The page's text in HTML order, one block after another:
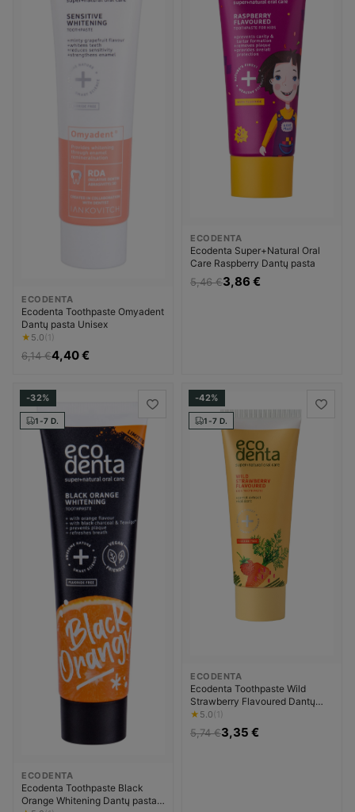
ECODENTA
Ecodenta Toothpaste Omyadent
Dantų pasta Unisex
★ 5.0(1)
6,14 €4,40 €
ECODENTA
Ecodenta Super+Natural Oral
Care Raspberry Dantų pasta
5,46 €3,86 €
-32%
1-7 D.
ECODENTA
Ecodenta Toothpaste Black
Orange Whitening Dantų pasta
-42%
1-7 D.
ECODENTA
Ecodenta Toothpaste Wild
Strawberry Flavoured Dantų
pasta
★ 5.0(1)
5,74 €3,35 €